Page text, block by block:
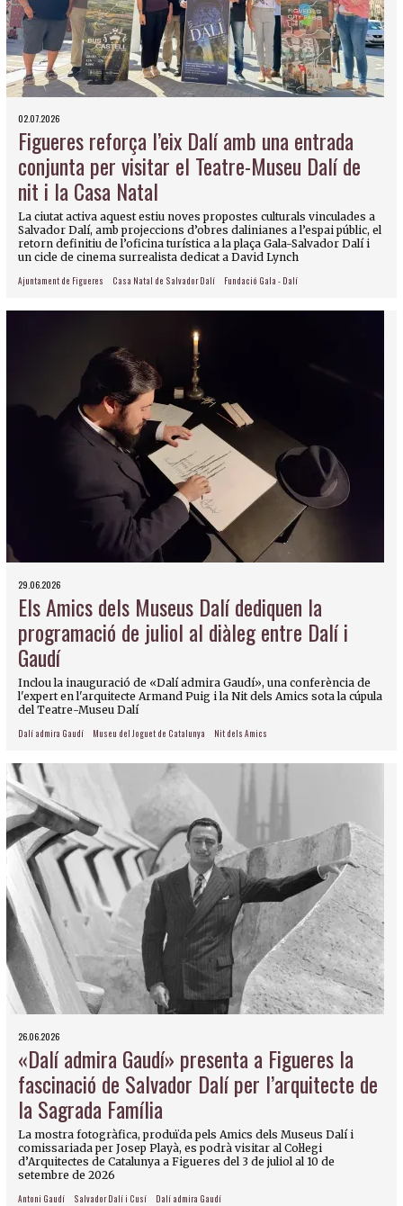
02.07.2026
Figueres reforça l’eix Dalí amb una entrada
conjunta per visitar el Teatre-Museu Dalí de
nit i la Casa Natal
La ciutat activa aquest estiu noves propostes culturals vinculades a
Salvador Dalí, amb projeccions d’obres dalinianes a l’espai públic, el
retorn definitiu de l’oficina turística a la plaça Gala-Salvador Dalí i
un cicle de cinema surrealista dedicat a David Lynch
Ajuntament de Figueres Casa Natal de Salvador Dalí Fundació Gala - Dalí
29.06.2026
Els Amics dels Museus Dalí dediquen la
programació de juliol al diàleg entre Dalí i
Gaudí
Inclou la inauguració de «Dalí admira Gaudí», una conferència de
l'expert en l'arquitecte Armand Puig i la Nit dels Amics sota la cúpula
del Teatre-Museu Dalí
Dalí admira Gaudí Museu del Joguet de Catalunya Nit dels Amics
26.06.2026
«Dalí admira Gaudí» presenta a Figueres la
fascinació de Salvador Dalí per l’arquitecte de
la Sagrada Família
La mostra fotogràfica, produïda pels Amics dels Museus Dalí i
comissariada per Josep Playà, es podrà visitar al Col·legi
d’Arquitectes de Catalunya a Figueres del 3 de juliol al 10 de
setembre de 2026
Antoni Gaudí Salvador Dalí i Cusí Dalí admira Gaudí